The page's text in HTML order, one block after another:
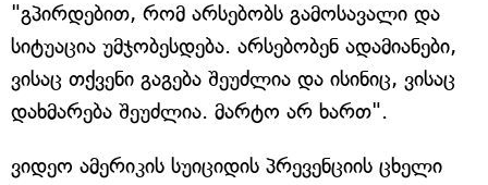
"გპირდებით, რომ არსებობს გამოსავალი და
სიტუაცია უმჯობესდება. არსებობენ ადამიანები,
ვისაც თქვენი გაგება შეუძლია და ისინიც, ვისაც
დახმარება შეუძლია. მარტო არ ხართ".
ვიდეო ამერიკის სუიციდის პრევენციის ცხელი